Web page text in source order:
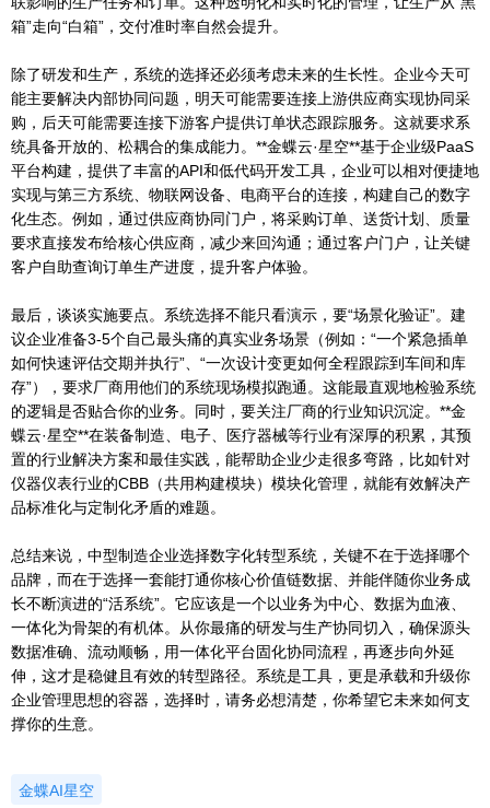
箱”走向“白箱”，交付准时率自然会提升。
除了研发和生产，系统的选择还必须考虑未来的生长性。企业今天可
能主要解决内部协同问题，明天可能需要连接上游供应商实现协同采
购，后天可能需要连接下游客户提供订单状态跟踪服务。这就要求系
统具备开放的、松耦合的集成能力。**金蝶云·星空**基于企业级PaaS
平台构建，提供了丰富的API和低代码开发工具，企业可以相对便捷地
实现与第三方系统、物联网设备、电商平台的连接，构建自己的数字
化生态。例如，通过供应商协同门户，将采购订单、送货计划、质量
要求直接发布给核心供应商，减少来回沟通；通过客户门户，让关键
客户自助查询订单生产进度，提升客户体验。
最后，谈谈实施要点。系统选择不能只看演示，要“场景化验证”。建
议企业准备3-5个自己最头痛的真实业务场景（例如：“一个紧急插单
如何快速评估交期并执行”、“一次设计变更如何全程跟踪到车间和库
存”），要求厂商用他们的系统现场模拟跑通。这能最直观地检验系统
的逻辑是否贴合你的业务。同时，要关注厂商的行业知识沉淀。**金
蝶云·星空**在装备制造、电子、医疗器械等行业有深厚的积累，其预
置的行业解决方案和最佳实践，能帮助企业少走很多弯路，比如针对
仪器仪表行业的CBB（共用构建模块）模块化管理，就能有效解决产
品标准化与定制化矛盾的难题。
总结来说，中型制造企业选择数字化转型系统，关键不在于选择哪个
品牌，而在于选择一套能打通你核心价值链数据、并能伴随你业务成
长不断演进的“活系统”。它应该是一个以业务为中心、数据为血液、
一体化为骨架的有机体。从你最痛的研发与生产协同切入，确保源头
数据准确、流动顺畅，用一体化平台固化协同流程，再逐步向外延
伸，这才是稳健且有效的转型路径。系统是工具，更是承载和升级你
企业管理思想的容器，选择时，请务必想清楚，你希望它未来如何支
撑你的生意。
金蝶AI星空